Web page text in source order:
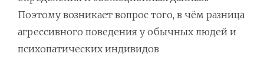
Поэтому возникает вопрос того, в чём разница
агрессивного поведения у обычных людей и
психопатических индивидов